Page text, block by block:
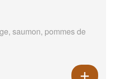
saumon, pommes de